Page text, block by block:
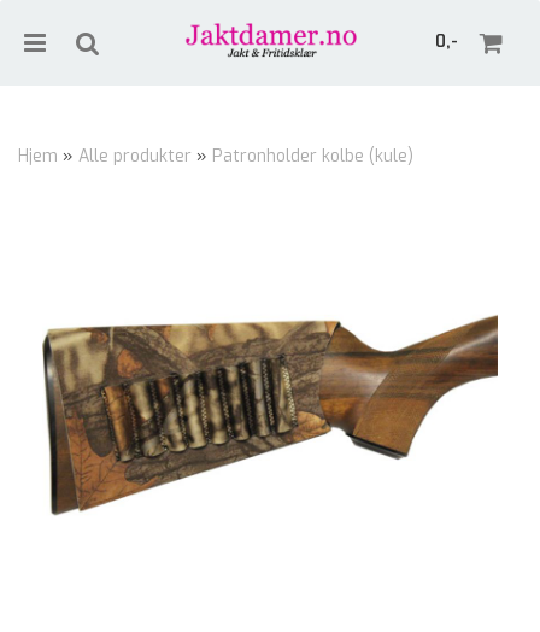
0,-
Hjem » Alle produkter » Patronholder kolbe (kule)